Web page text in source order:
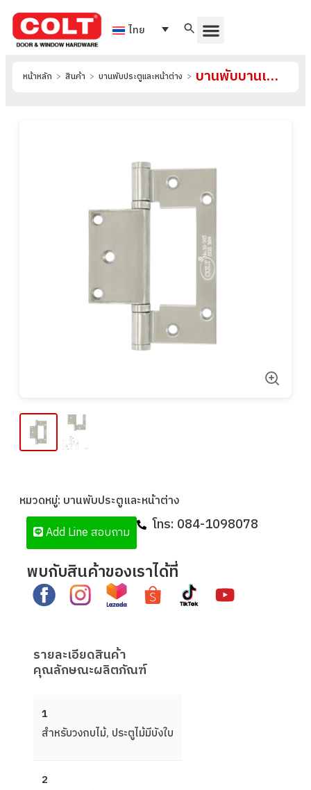
ไทย
หน้าหลัก > สินค้า > บานพับประตูและหน้าต่าง > บานพับบานเฟี้ยม รุ่น 10-305-A
หมวดหมู่: บานพับประตูและหน้าต่าง
Add Line สอบถาม
โทร: 084-1098078
พบกับสินค้าของเราได้ที่
รายละเอียดสินค้า
คุณลักษณะผลิตภัณฑ์
1
สำหรับวงกบไม้, ประตูไม้มีบังใบ
2